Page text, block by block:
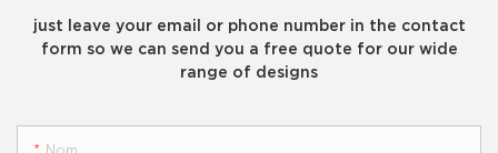
just leave your email or phone number in the contact
form so we can send you a free quote for our wide
range of designs